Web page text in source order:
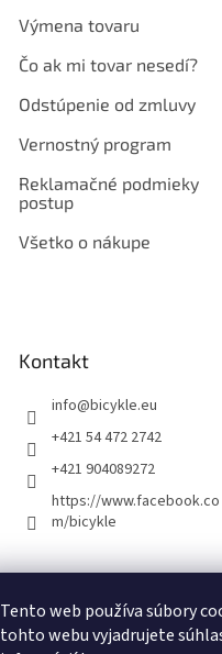
Tento web používa súbory
tohto webu vyjadrujete
Výmena tovaru
Čo ak mi tovar nesedí?
Odstúpenie od zmluvy
Vernostný program
Reklamačné podmieky
postup
Všetko o nákupe
Kontakt
info@bicykle.eu
+421 54 472 2742
+421 904089272
https://www.facebook.co
m/bicykle